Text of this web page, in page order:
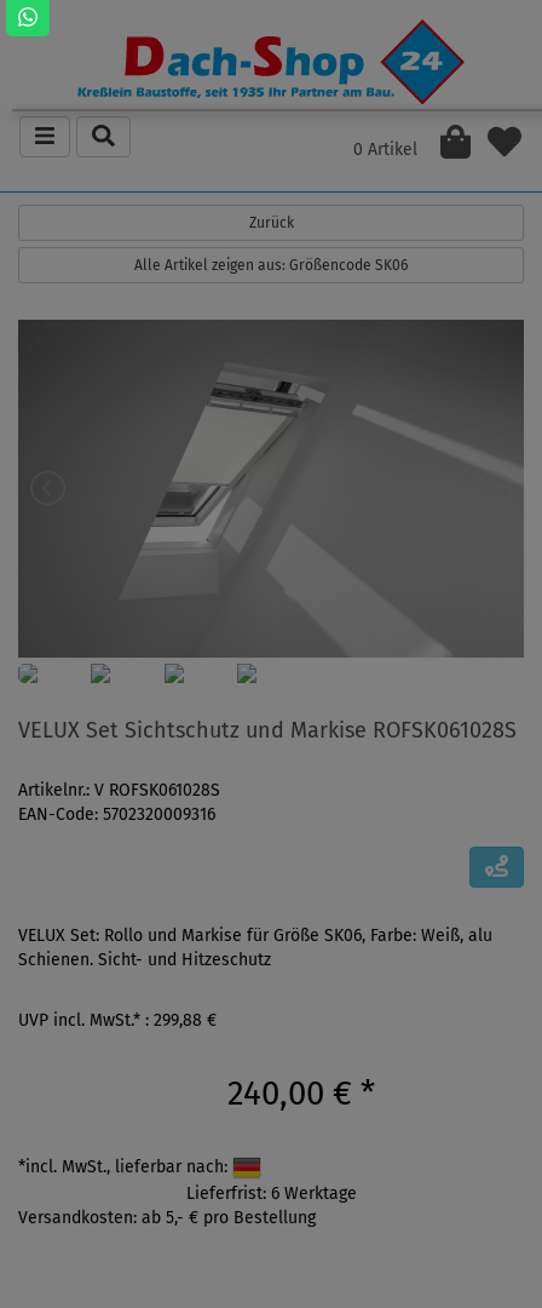
0 Artikel
Zurück
Alle Artikel zeigen aus: Größencode SK06
VELUX Set Sichtschutz und Markise ROFSK061028S
Artikelnr.: V ROFSK061028S
EAN-Code: 5702320009316
VELUX Set: Rollo und Markise für Größe SK06, Farbe: Weiß, alu
Schienen. Sicht- und Hitzeschutz
UVP incl. MwSt.* : 299,88 €
240,00 € *
*incl. MwSt., lieferbar nach:
Lieferfrist: 6 Werktage
Versandkosten: ab 5,- € pro Bestellung